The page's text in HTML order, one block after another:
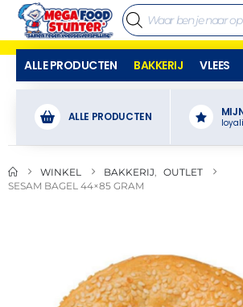
ALLE PRODUCTEN BAKKERIJ VLEES
ALLE PRODUCTEN
WINKEL BAKKERIJ
OUTLET
SESAM BAGEL 44×85 GRAM